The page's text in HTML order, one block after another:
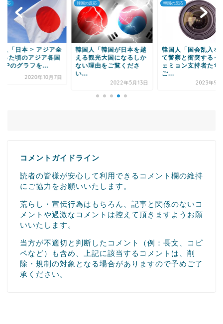
Powered by livedoor 相互RSS
反応
人「日本 > アジア全
った頃のアジア各国
のグラフを...
2020年10月7日
韓国の反応
韓国人「韓国が日本を越
える観光大国になるしか
ない理由をご覧くださ
い...
2022年5月13日
韓国の反応
韓国人「国会乱入を
て警察と衝突するイ
ェミョン支持者たち
ご...
2023年9
コメントガイドライン
読者の皆様が安心して利用できるコメント欄の維持
にご協力をお願いいたします。
荒らし・宣伝行為はもちろん、記事と関係のないコ
メントや過激なコメントは控えて頂きますようお願
いいたします。
当方が不適切と判断したコメント（例：長文、コピ
ペなど）も含め、上記に該当するコメントは、削
除・規制の対象となる場合がありますので予めご了
承ください。